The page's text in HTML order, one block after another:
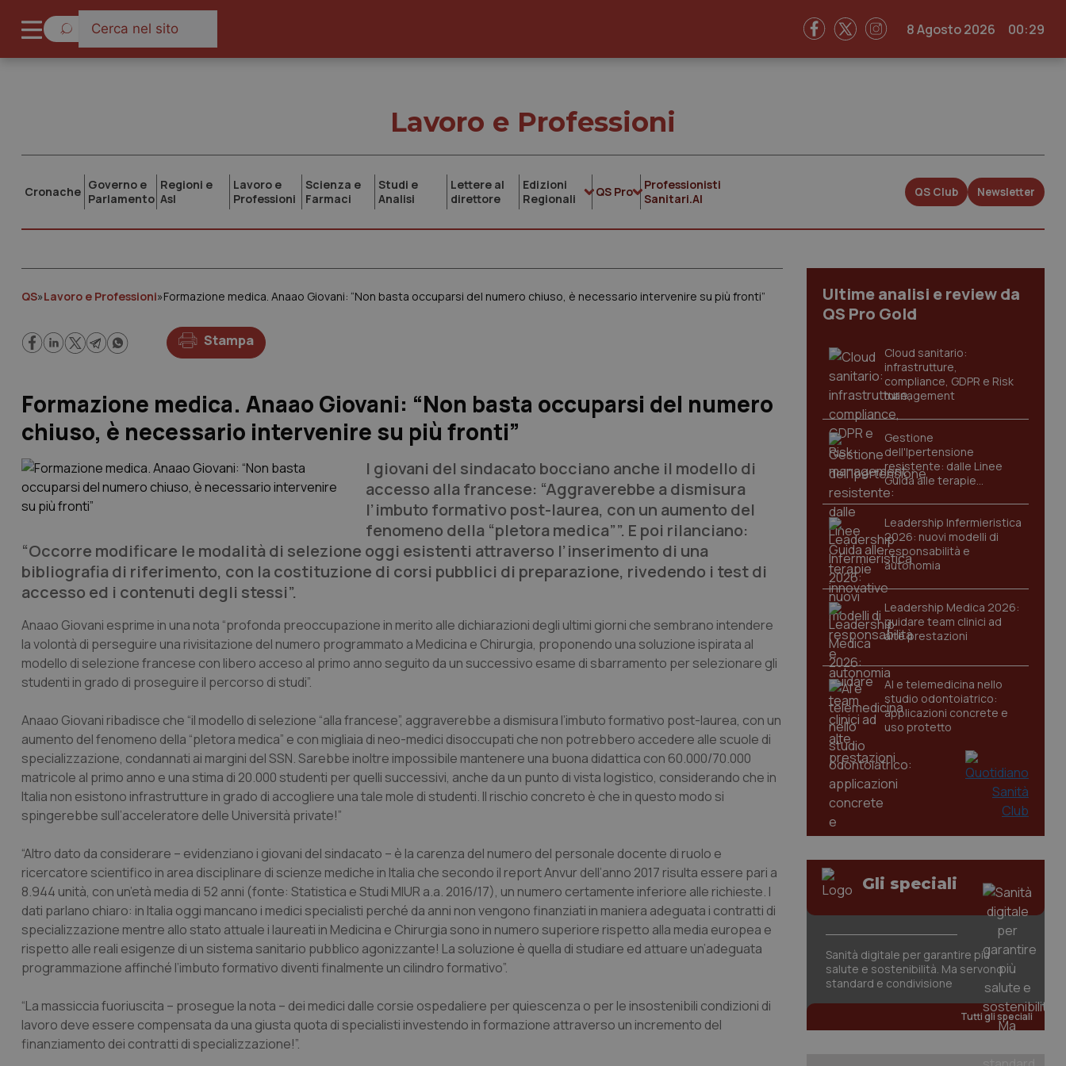
8 Agosto 2026 00:29
Lavoro e Professioni
Cronache Governo e
Parlamento
Regioni e
Asl
Lavoro e
Professioni
Scienza e
Farmaci
Studi e
Analisi
Lettere al
direttore
Edizioni
Regionali
QS Pro
Professionisti
Sanitari.AI
QS Club Newsletter
QS»Lavoro e Professioni»Formazione medica. Anaao Giovani: “Non basta occuparsi del numero chiuso, è necessario intervenire su più fronti”
Stampa
Formazione medica. Anaao Giovani: “Non basta occuparsi del numero
chiuso, è necessario intervenire su più fronti”
I giovani del sindacato bocciano anche il modello di
accesso alla francese: “Aggraverebbe a dismisura
l’imbuto formativo post-laurea, con un aumento del
fenomeno della “pletora medica””. E poi rilanciano:
“Occorre modificare le modalità di selezione oggi esistenti attraverso l’inserimento di una
bibliografia di riferimento, con la costituzione di corsi pubblici di preparazione, rivedendo i test di
accesso ed i contenuti degli stessi”.
Anaao Giovani esprime in una nota “profonda preoccupazione in merito alle dichiarazioni degli ultimi giorni che sembrano intendere
la volontà di perseguire una rivisitazione del numero programmato a Medicina e Chirurgia, proponendo una soluzione ispirata al
modello di selezione francese con libero acceso al primo anno seguito da un successivo esame di sbarramento per selezionare gli
studenti in grado di proseguire il percorso di studi”.
Anaao Giovani ribadisce che “il modello di selezione “alla francese”, aggraverebbe a dismisura l’imbuto formativo post-laurea, con un
aumento del fenomeno della “pletora medica” e con migliaia di neo-medici disoccupati che non potrebbero accedere alle scuole di
specializzazione, condannati ai margini del SSN. Sarebbe inoltre impossibile mantenere una buona didattica con 60.000/70.000
matricole al primo anno e una stima di 20.000 studenti per quelli successivi, anche da un punto di vista logistico, considerando che in
Italia non esistono infrastrutture in grado di accogliere una tale mole di studenti. Il rischio concreto è che in questo modo si
spingerebbe sull’acceleratore delle Università private!”
“Altro dato da considerare – evidenziano i giovani del sindacato – è la carenza del numero del personale docente di ruolo e
ricercatore scientifico in area disciplinare di scienze mediche in Italia che secondo il report Anvur dell’anno 2017 risulta essere pari a
8.944 unità, con un’età media di 52 anni (fonte: Statistica e Studi MIUR a.a. 2016/17), un numero certamente inferiore alle richieste. I
dati parlano chiaro: in Italia oggi mancano i medici specialisti perché da anni non vengono finanziati in maniera adeguata i contratti di
specializzazione mentre allo stato attuale i laureati in Medicina e Chirurgia sono in numero superiore rispetto alla media europea e
rispetto alle reali esigenze di un sistema sanitario pubblico agonizzante! La soluzione è quella di studiare ed attuare un’adeguata
programmazione affinché l’imbuto formativo diventi finalmente un cilindro formativo”.
“La massiccia fuoriuscita – prosegue la nota – dei medici dalle corsie ospedaliere per quiescenza o per le insostenibili condizioni di
lavoro deve essere compensata da una giusta quota di specialisti investendo in formazione attraverso un incremento del
finanziamento dei contratti di specializzazione!”.
Ultime analisi e review da
QS Pro Gold
Cloud sanitario:
infrastrutture,
compliance, GDPR e Risk
management
Gestione
dell'Ipertensione
resistente: dalle Linee
Guida alle terapie
innovative
Leadership Infermieristica
2026: nuovi modelli di
responsabilità e
autonomia
Leadership Medica 2026:
guidare team clinici ad
alte prestazioni
AI e telemedicina nello
studio odontoiatrico:
applicazioni concrete e
uso protetto
Gli speciali
Sanità digitale per garantire più
salute e sostenibilità. Ma servono
standard e condivisione
Tutti gli speciali